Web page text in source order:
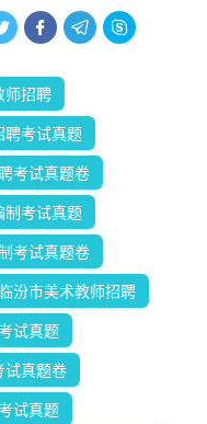
  
师招聘
聘考试真题
考试真题卷
制考试真题
考试真题卷
临汾市美术教师招聘
试真题
试真题卷
试真题